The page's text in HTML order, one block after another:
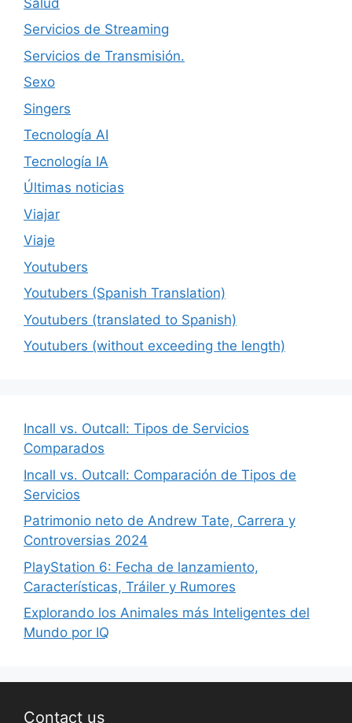
Servicios de Streaming
Servicios de Transmisión.
Sexo
Singers
Tecnología AI
Tecnología IA
Últimas noticias
Viajar
Viaje
Youtubers
Youtubers (Spanish Translation)
Youtubers (translated to Spanish)
Youtubers (without exceeding the length)
Incall vs. Outcall: Tipos de Servicios
Comparados
Incall vs. Outcall: Comparación de Tipos de
Servicios
Patrimonio neto de Andrew Tate, Carrera y
Controversias 2024
PlayStation 6: Fecha de lanzamiento,
Características, Tráiler y Rumores
Explorando los Animales más Inteligentes del
Mundo por IQ
Contact us